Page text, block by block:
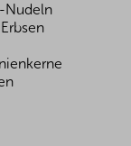
Nudeln